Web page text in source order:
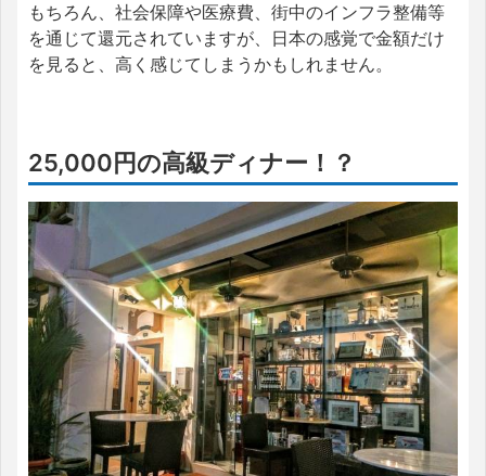
もちろん、社会保障や医療費、街中のインフラ整備等
を通じて還元されていますが、日本の感覚で金額だけ
を見ると、高く感じてしまうかもしれません。
25,000円の高級ディナー！？